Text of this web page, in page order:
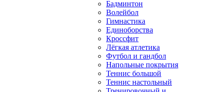
Бадминтон
Волейбол
Гимнастика
Единоборства
Кроссфит
Лёгкая атлетика
Футбол и гандбол
Напольные покрытия
Теннис большой
Теннис настольный